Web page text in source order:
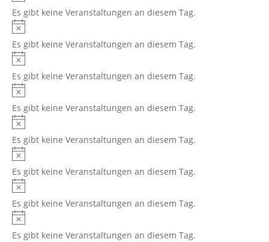
Es gibt keine Veranstaltungen an diesem Tag.
Hinweis
Es gibt keine Veranstaltungen an diesem Tag.
Hinweis
Es gibt keine Veranstaltungen an diesem Tag.
Hinweis
Es gibt keine Veranstaltungen an diesem Tag.
Hinweis
Es gibt keine Veranstaltungen an diesem Tag.
Hinweis
Es gibt keine Veranstaltungen an diesem Tag.
Hinweis
Es gibt keine Veranstaltungen an diesem Tag.
Hinweis
Es gibt keine Veranstaltungen an diesem Tag.